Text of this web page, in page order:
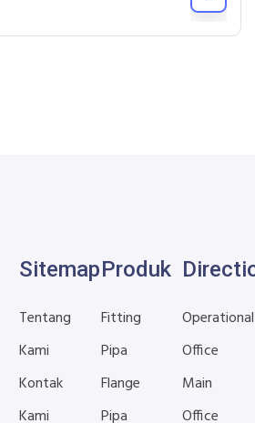
Sitemap
Tentang
Kami
Kontak
Kami
Produk
Fitting
Pipa
Flange
Pipa
Operational
Office
Main
Office